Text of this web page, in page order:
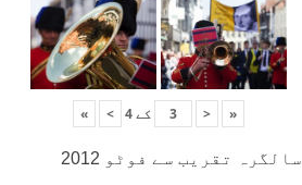
«
< کے4
>
»
سالگرہ تقریب سے فوٹو 2012